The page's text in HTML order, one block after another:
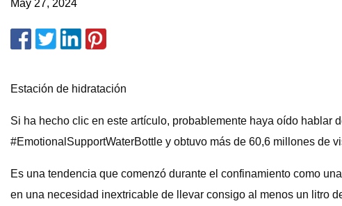
May 27, 2024
Estación de hidratación
Si ha hecho clic en este artículo, probablemente haya oído hablar
#EmotionalSupportWaterBottle y obtuvo más de 60,6 millones de
Es una tendencia que comenzó durante el confinamiento como
en una necesidad inextricable de llevar consigo al menos un litro